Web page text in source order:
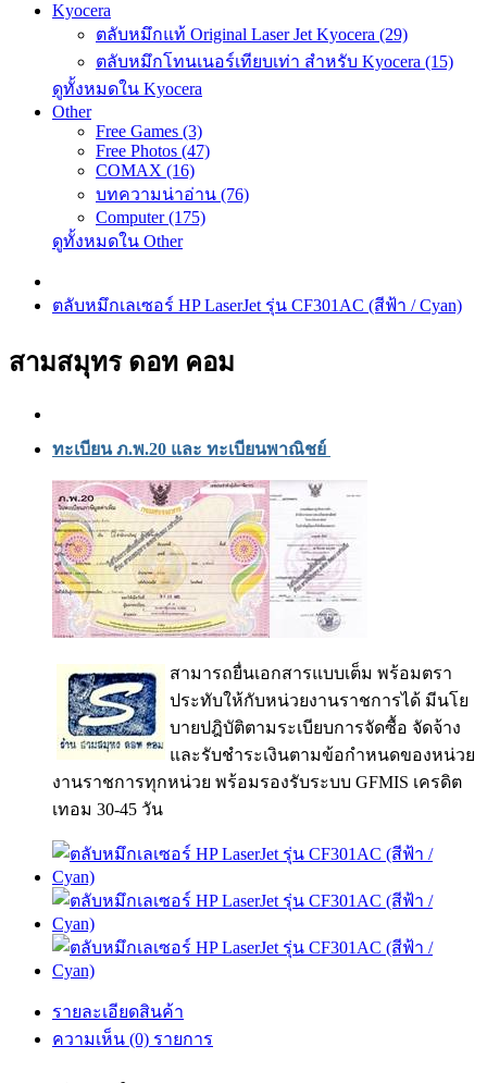
Kyocera
ตลับหมึกแท้ Original Laser Jet Kyocera (29)
ตลับหมึกโทนเนอร์เทียบเท่า สำหรับ Kyocera (15)
ดูทั้งหมดใน Kyocera
Other
Free Games (3)
Free Photos (47)
COMAX (16)
บทความน่าอ่าน (76)
Computer (175)
ดูทั้งหมดใน Other
ตลับหมึกเลเซอร์ HP LaserJet รุ่น CF301AC (สีฟ้า / Cyan)
สามสมุทร ดอท คอม
ทะเบียน ภ.พ.20 และ ทะเบียนพาณิชย์
สามารถยื่นเอกสารแบบเต็ม พร้อมตรา
ประทับให้กับหน่วยงานราชการได้ มีนโย
บายปฎิบัติตามระเบียบการจัดซื้อ จัดจ้าง
และรับชำระเงินตามข้อกำหนดของหน่วย
งานราชการทุกหน่วย พร้อมรองรับระบบ GFMIS เครดิต
เทอม 30-45 วัน
รายละเอียดสินค้า
ความเห็น (0) รายการ